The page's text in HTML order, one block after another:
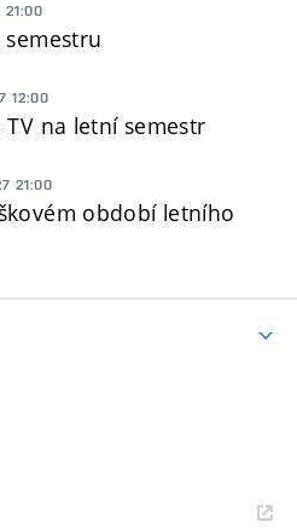
21:00
12:00
na letní semestr
21:00
období letního